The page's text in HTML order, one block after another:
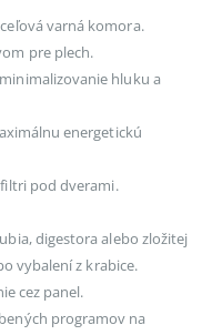
varná komora.
pre plech.
hluku a
energetickú
pod dverami.
digestora alebo zložitej
vybalení z krabice.
cez panel.
programov na